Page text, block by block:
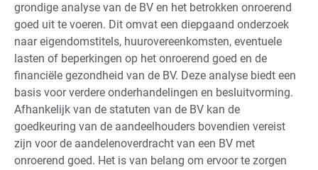
grondige analyse van de BV en het betrokken onroerend
goed uit te voeren. Dit omvat een diepgaand onderzoek
naar eigendomstitels, huurovereenkomsten, eventuele
lasten of beperkingen op het onroerend goed en de
financiële gezondheid van de BV. Deze analyse biedt een
basis voor verdere onderhandelingen en besluitvorming.
Afhankelijk van de statuten van de BV kan de
goedkeuring van de aandeelhouders bovendien vereist
zijn voor de aandelenoverdracht van een BV met
onroerend goed. Het is van belang om ervoor te zorgen